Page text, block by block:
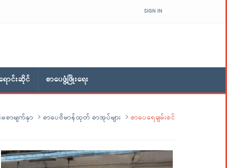
SIGN IN
ာင်းဆိုင် စာပေဖွံ့ဖြိုးရေး
စာမျက်နှာ စာပေဗိမာန်ထုတ် စာအုပ်များ စာပေရေချမ်းစင်